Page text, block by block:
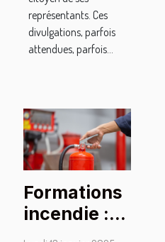
représentants. Ces
divulgations, parfois
attendues, parfois...
Formations
incendie :
quelles sont